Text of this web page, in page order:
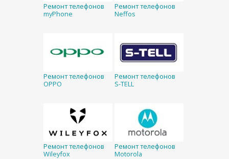
Ремонт телефонов
myPhone
Ремонт телефонов
Neffos
Ремонт телефонов
OPPO
Ремонт телефонов
S-TELL
Ремонт телефонов
Wileyfox
Ремонт телефонов
Motorola